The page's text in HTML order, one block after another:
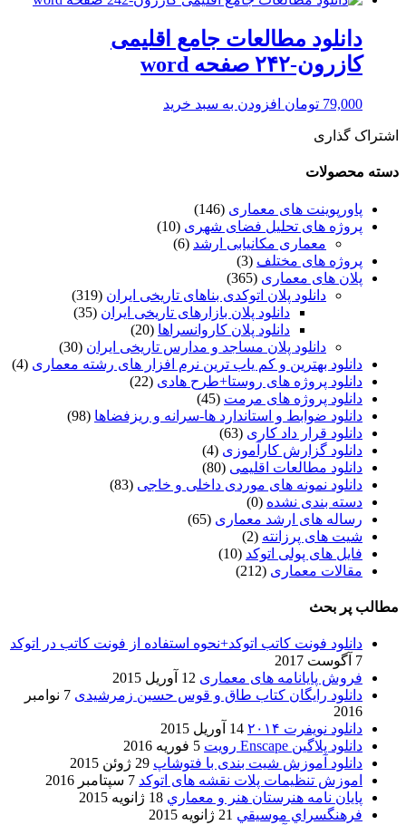
دانلود مطالعات جامع اقلیمی
کازرون-۲۴۲ صفحه word
79,000 تومان افزودن به سبد خرید
اشتراک گذاری
دسته محصولات
پاورپوینت های معماری (146)
پروژه های تحلیل فضای شهری (10)
معماری مکانیابی ارشد (6)
پروژه های مختلف (3)
پلان های معماری (365)
دانلود پلان اتوکدی بناهای تاریخی ایران (319)
دانلود پلان بازارهای تاریخی ایران (35)
دانلود پلان کاروانسراها (20)
دانلود پلان مساجد و مدارس تاریخی ایران (30)
دانلود بهترین و کم یاب ترین نرم افزار های رشته معماری (4)
دانلود پروژه های روستا+طرح هادی (22)
دانلود پروژه های مرمت (45)
دانلود ضوابط و استاندارد ها-سرانه و ریزفضاها (98)
دانلود قرار داد کاری (63)
دانلود گزارش کارآموزی (4)
دانلود مطالعات اقلیمی (80)
دانلود نمونه های موردی داخلی و خاجی (83)
دسته بندی نشده (0)
رساله های ارشد معماری (65)
شیت های پرزانته (2)
فایل های پولی اتوکد (10)
مقالات معماری (212)
مطالب پر بحث
دانلود فونت کاتب اتوکد+نحوه استفاده از فونت کاتب در اتوکد
7 آگوست 2017
فروش پایانامه های معماری 12 آوریل 2015
دانلود رایگان کتاب طاق و قوس حسین زمرشیدی
7 نوامبر
2016
دانلود نویفرت ۲۰۱۴
14 آوریل 2015
دانلود پلاگین Enscape رویت
5 فوریه 2016
دانلود آموزش شیت بندی با فتوشاپ 29 ژوئن 2015
اموزش تنظیمات پلات نقشه های اتوکد 7 سپتامبر 2016
پایان نامه هنرستان هنر و معماري 18 ژانویه 2015
فرهنگسراي موسيقي 21 ژانویه 2015